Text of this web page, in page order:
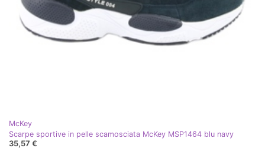
McKey
Scarpe sportive in pelle scamosciata McKey MSP1464 blu navy
35,57 €